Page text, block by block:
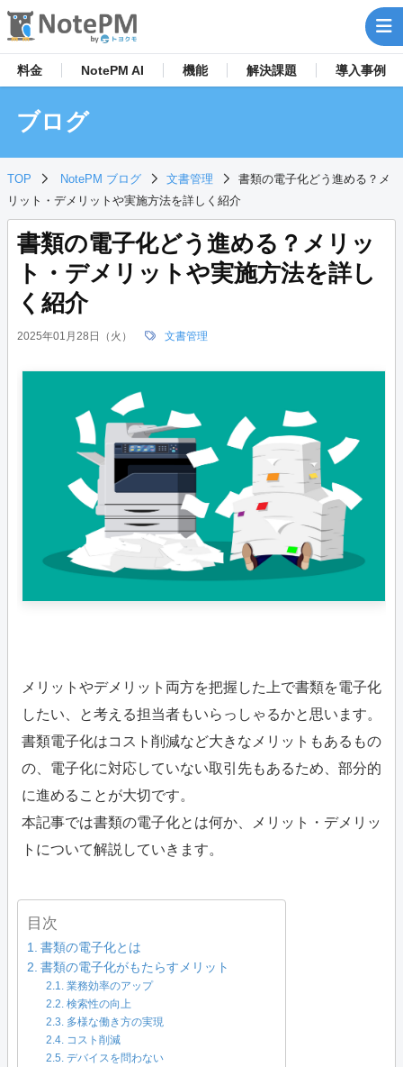
料金 NotePM AI 機能 解決課題 導入事例
ブログ
TOP NotePM ブログ 文書管理
書類の電子化どう進める？メ
リット・デメリットや実施方法を詳しく紹介
書類の電子化どう進める？メリッ
ト・デメリットや実施方法を詳し
く紹介
2025年01月28日（火） 文書管理
メリットやデメリット両方を把握した上で書類を電子化
したい、と考える担当者もいらっしゃるかと思います。
書類電子化はコスト削減など大きなメリットもあるもの
の、電子化に対応していない取引先もあるため、部分的
に進めることが大切です。
本記事では書類の電子化とは何か、メリット・デメリッ
トについて解説していきます。
目次
書類の電子化とは
書類の電子化がもたらすメリット
業務効率のアップ
検索性の向上
多様な働き方の実現
コスト削減
デバイスを問わない